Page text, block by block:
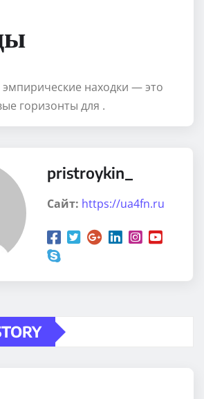
находки — это
горизонты для .
pristroykin_
Сайт: https://ua4fn.ru